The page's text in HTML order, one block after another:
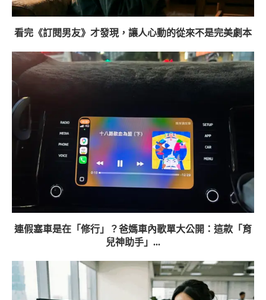
看完《訂閱男友》才發現，讓人心動的從來不是完美劇本
連假塞車是在「修行」？爸媽車內歌單大公開：這款「育
兒神助手」...